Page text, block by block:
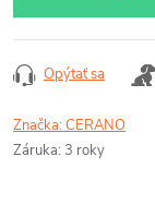
Opýtať sa
Značka:CERANO
Záruka: 3 roky